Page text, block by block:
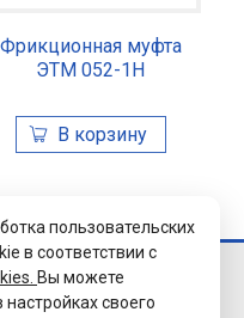
Фрикционная муфта
ЭТМ 052-1Н
пользовательских
в соответствии с
Вы можете
своего